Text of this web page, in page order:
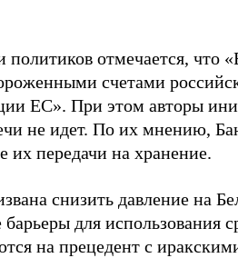
политиков отмечается, что
счетами
ЕС». При этом авторы
не идет. По их мнению,
их передачи на хранение.
снизить давление на
для использования
на прецедент с